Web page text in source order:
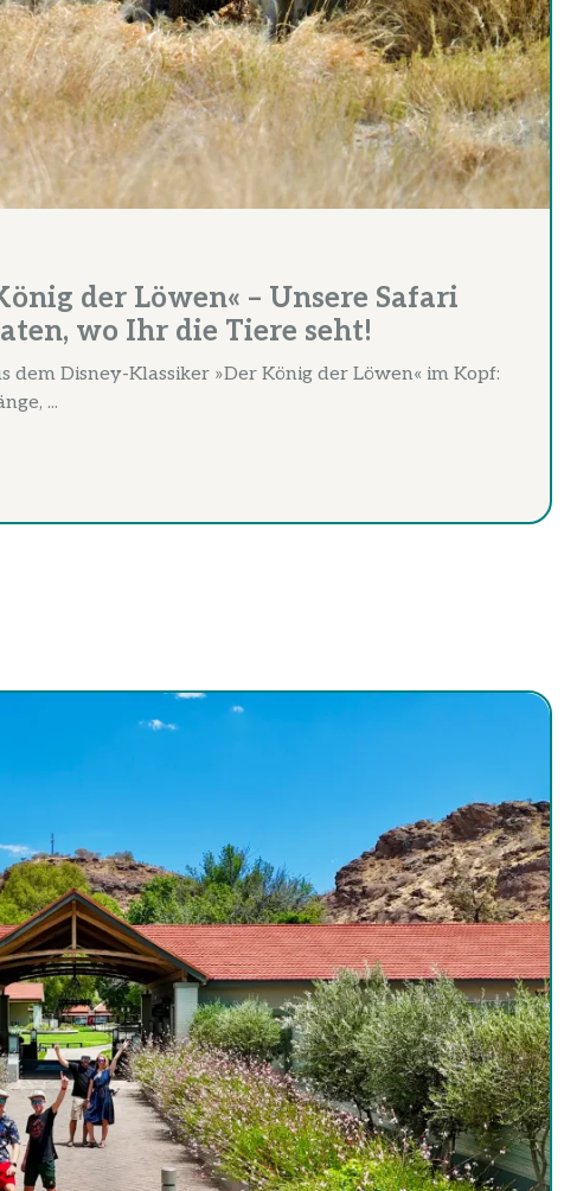
der Löwen« – Unsere Safari
wo Ihr die Tiere seht!
Disney-Klassiker »Der König der Löwen« im Kopf:
...